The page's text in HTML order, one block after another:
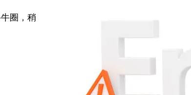
圈，稍